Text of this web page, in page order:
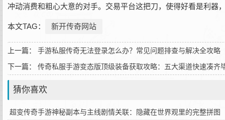
冲动消费和粗心大意的对手。交易平台这把刀，使得好看是利器
本文TAG： 新开传奇网站
上一篇： 手游私服传奇无法登录怎么办？常见问题排查与解决全攻略
下一篇： 传奇私服手游变态版顶级装备获取攻略：五大渠道快速凑齐
猜你喜欢
超变传奇手游神秘副本与主线剧情关联：隐藏在世界观里的完整拼图